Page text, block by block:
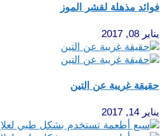
فوائد مذهلة لقشر الموز
يناير 08, 2017
حقيقة غريبة عن التين
يناير 14, 2017